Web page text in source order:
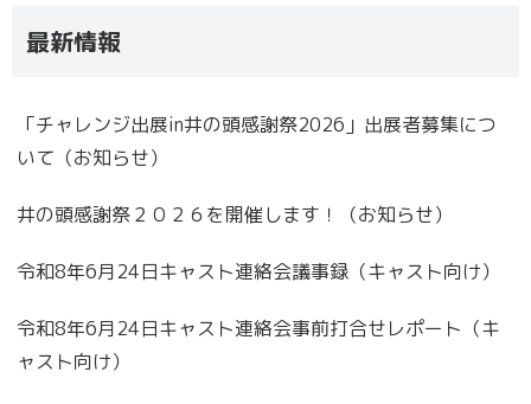
最新情報
「チャレンジ出展in井の頭感謝祭2026」出展者募集につ
いて（お知らせ）
井の頭感謝祭２０２６を開催します！（お知らせ）
令和8年6月24日キャスト連絡会議事録（キャスト向け）
令和8年6月24日キャスト連絡会事前打合せレポート（キ
ャスト向け）